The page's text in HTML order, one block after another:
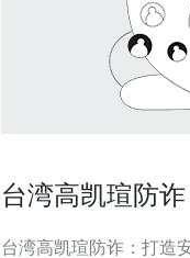
台湾高凯瑄防
台湾高凯瑄防诈：打造安全网络